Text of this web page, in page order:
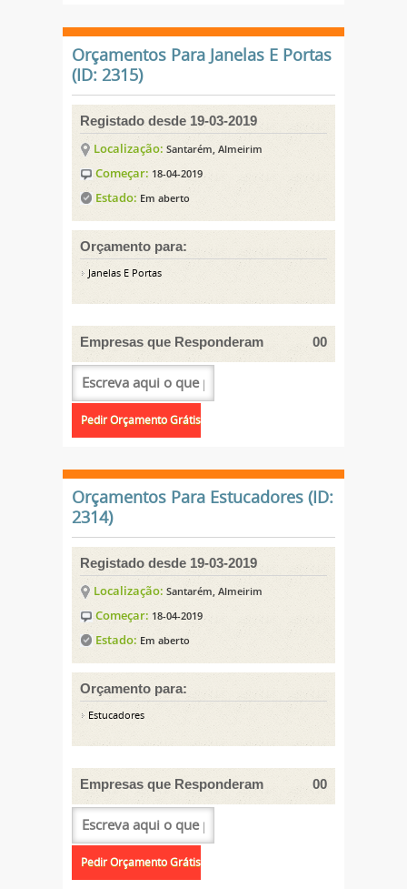
Orçamentos Para Janelas E Portas
(ID: 2315)
Registado desde 19-03-2019
Localização: Santarém, Almeirim
Começar: 18-04-2019
Estado: Em aberto
Orçamento para:
Janelas E Portas
Empresas que Responderam 00
Orçamentos Para Estucadores (ID:
2314)
Registado desde 19-03-2019
Localização: Santarém, Almeirim
Começar: 18-04-2019
Estado: Em aberto
Orçamento para:
Estucadores
Empresas que Responderam 00